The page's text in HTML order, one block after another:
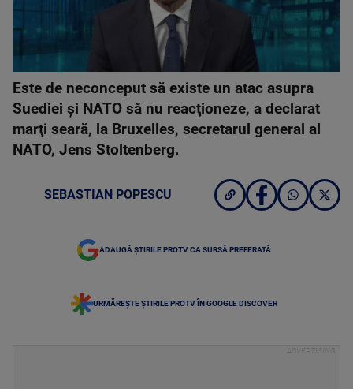
Este de neconceput să existe un atac asupra
Suediei şi NATO să nu reacţioneze, a declarat
marţi seară, la Bruxelles, secretarul general al
NATO, Jens Stoltenberg.
SEBASTIAN POPESCU
ADAUGĂ ȘTIRILE PROTV CA SURSĂ PREFERATĂ
URMĂREȘTE ȘTIRILE PROTV ÎN GOOGLE DISCOVER